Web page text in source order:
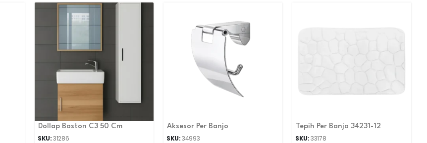
Dollap Boston C3 50 Cm
SKU:31286
Aksesor Per Banjo
SKU:34993
Tepih Per Banjo 34231-12
SKU:33178